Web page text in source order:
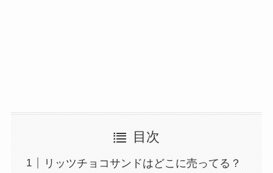
目次
リッツチョコサンドはどこに売ってる？